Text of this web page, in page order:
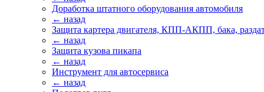
Доработка штатного оборудования автомобиля
← назад
Защита картера двигателя, КПП-АКПП, бака,
← назад
Защита кузова пикапа
← назад
Инструмент для автосервиса
← назад